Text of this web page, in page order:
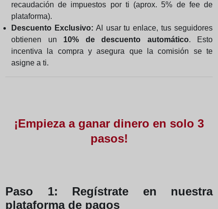
recaudación de impuestos por ti (aprox. 5% de fee de
plataforma).
Descuento Exclusivo: Al usar tu enlace, tus seguidores
obtienen un 10% de descuento automático. Esto
incentiva la compra y asegura que la comisión se te
asigne a ti.
¡Empieza a ganar dinero en solo 3
pasos!
Paso 1: Regístrate en nuestra
plataforma de pagos